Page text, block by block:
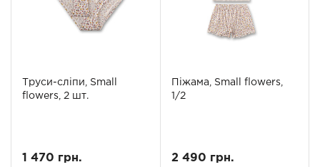
Труси-сліпи, Small
flowers, 2 шт.
1 470 грн.
Піжама, Small flowers,
1/2
2 490 грн.